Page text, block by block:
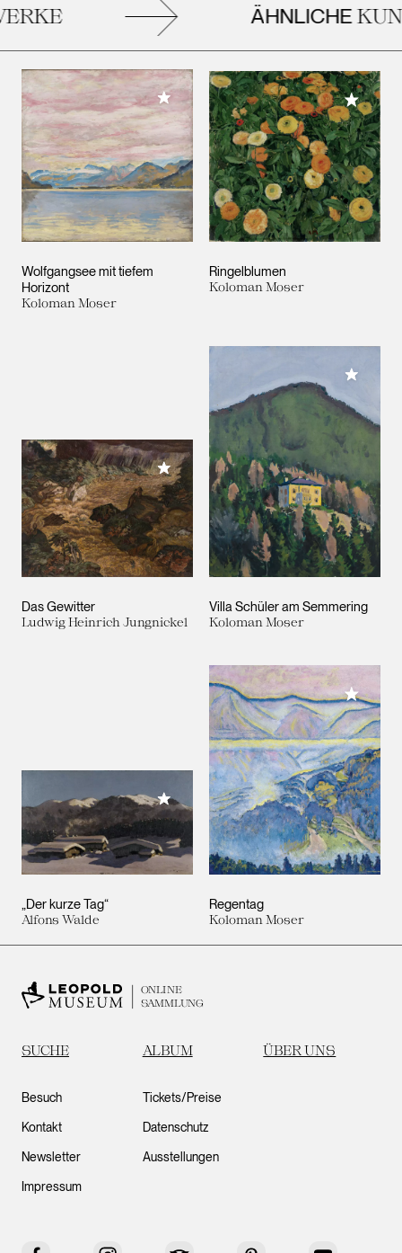
ÄHNLICHE
Wolfgangsee mit tiefem
Horizont
Koloman Moser
Meiner Sammlung hinzufügen
Ringelblumen
Koloman Moser
Meiner
Das Gewitter
Ludwig Heinrich Jungnickel
Meiner Sammlung hinzufügen
Villa Schüler am Semmering
Koloman Moser
Meiner
„Der kurze Tag“
Alfons Walde
Meiner Sammlung hinzufügen
Regentag
Koloman Moser
Meiner
ONLINE
SAMMLUNG
SUCHE ALBUM ÜBER UNS
Besuch
Kontakt
Newsletter
Impressum
Tickets/Preise
Datenschutz
Ausstellungen